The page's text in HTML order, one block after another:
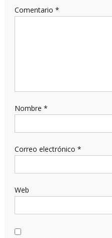
Comentario *
Nombre *
Correo electrónico *
Web